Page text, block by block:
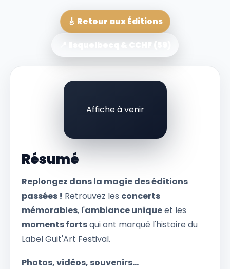
🎸 Retour aux Éditions
Affiche à venir
Résumé
Replongez dans la magie des éditions
passées ! Retrouvez les concerts
mémorables, l'ambiance uniqueet les
moments fortsqui ont marqué l'histoire du
Label Guit'Art Festival.
Photos, vidéos, souvenirs...